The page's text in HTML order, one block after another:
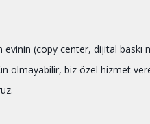
(copy center, dijital
olmayabilir, biz özel hizmet